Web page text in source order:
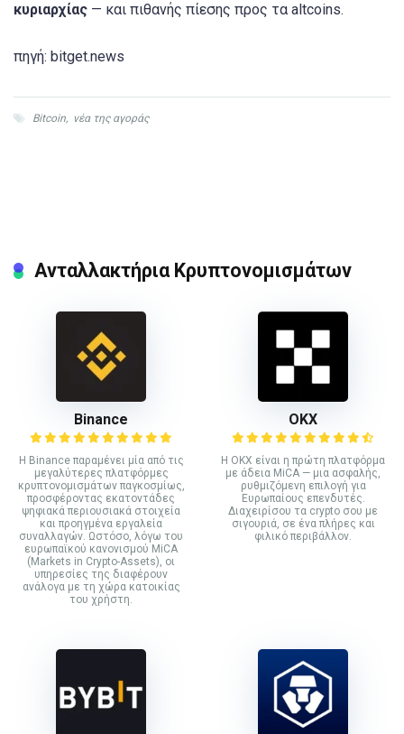
κυριαρχίας — και πιθανής πίεσης προς τα altcoins.
πηγή: bitget.news
Bitcoin, νέα της αγοράς
Ανταλλακτήρια Κρυπτονομισμάτων
Binance
Η Binance παραμένει μία από τις
μεγαλύτερες πλατφόρμες
κρυπτονομισμάτων παγκοσμίως,
προσφέροντας εκατοντάδες
ψηφιακά περιουσιακά στοιχεία
και προηγμένα εργαλεία
συναλλαγών. Ωστόσο, λόγω του
ευρωπαϊκού κανονισμού MiCA
(Markets in Crypto-Assets), οι
υπηρεσίες της διαφέρουν
ανάλογα με τη χώρα κατοικίας
του χρήστη.
ΟΚΧ
Η OKX είναι η πρώτη πλατφόρμα
με άδεια MiCA — μια ασφαλής,
ρυθμιζόμενη επιλογή για
Ευρωπαίους επενδυτές.
Διαχειρίσου τα crypto σου με
σιγουριά, σε ένα πλήρες και
φιλικό περιβάλλον.